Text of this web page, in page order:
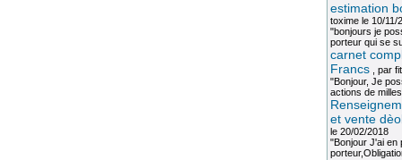
estimation
toximele 10/11/
"bonjours je
porteur qui se
carnet
Francs, par
"Bonjour, Je
actions de
et vente
le 20/02/2018
"Bonjour J'ai en